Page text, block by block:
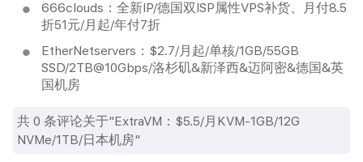
666clouds：全新IP/德国双ISP属性VPS补货、月付8.5
折51元/月起/年付7折
EtherNetservers：$2.7/月起/单核/1GB/55GB
SSD/2TB@10Gbps/洛杉矶&新泽西&迈阿密&德国&英
国机房
共0 条评论关于"ExtraVM：$5.5/月KVM-1GB/12G
NVMe/1TB/日本机房"